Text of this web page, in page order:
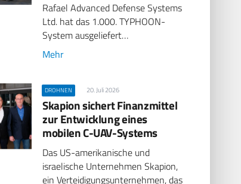
Rafael Advanced Defense Systems
Ltd. hat das 1.000. TYPHOON-
System ausgeliefert…
Mehr
DROHNEN 20. Juli 2026
Skapion sichert Finanzmittel
zur Entwicklung eines
mobilen C-UAV-Systems
Das US-amerikanische und
israelische Unternehmen Skapion,
ein Verteidigungsunternehmen, das